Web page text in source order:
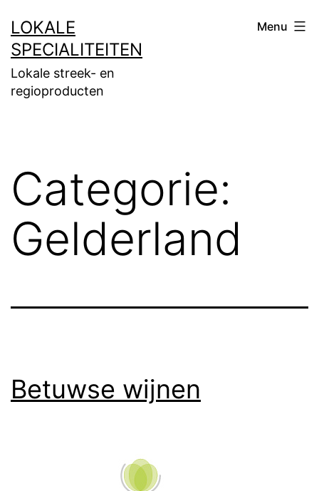
naar
de
inhoud
LOKALE
SPECIALITEITEN
Lokale streek- en
regioproducten
Menu
Categorie:
Gelderland
Betuwse wijnen